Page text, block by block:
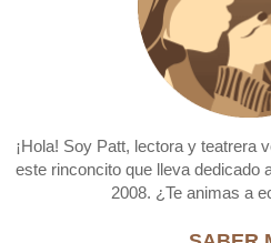
¡Hola! Soy Patt, lectora y teatrera
este rinconcito que lleva dedicado
2008. ¿Te animas a